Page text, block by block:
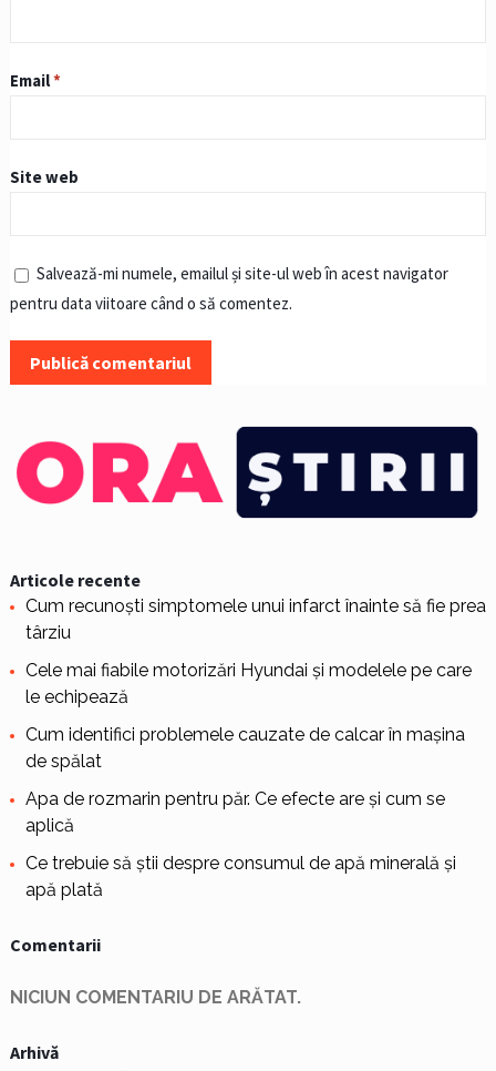
Email*
Site web
Salvează-mi numele, emailul și site-ul web în acest navigator
pentru data viitoare când o să comentez.
Articole recente
Cum recunoști simptomele unui infarct înainte să fie prea
târziu
Cele mai fiabile motorizări Hyundai și modelele pe care
le echipează
Cum identifici problemele cauzate de calcar în mașina
de spălat
Apa de rozmarin pentru păr. Ce efecte are și cum se
aplică
Ce trebuie să știi despre consumul de apă minerală și
apă plată
Comentarii
NICIUN COMENTARIU DE ARĂTAT.
Arhivă